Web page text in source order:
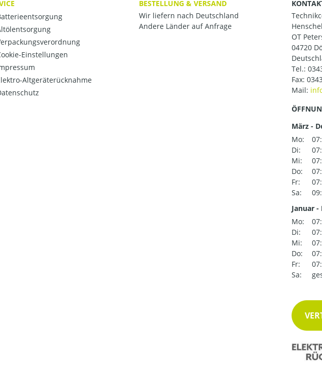
Einstellungen
Altgeräterücknahme
BESTELLUNG & VERSAND
Wir liefern nach Deutschland
Andere Länder auf Anfrage
OT
04720
Tel.:
Fax:
Mail:
März -
Mo:
Di:
Mi:
Do:
Fr:
Sa:
Januar -
Mo:
Di:
Mi:
Do:
Fr:
Sa: